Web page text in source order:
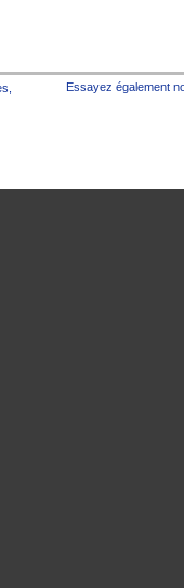
Essayez également